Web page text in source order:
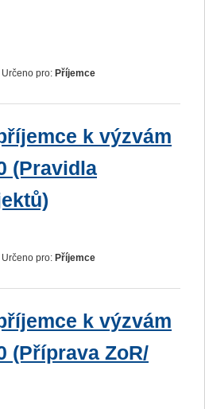
Určeno pro: Příjemce
k výzvám
(Pravidla
Určeno pro: Příjemce
k výzvám
(Příprava ZoR/